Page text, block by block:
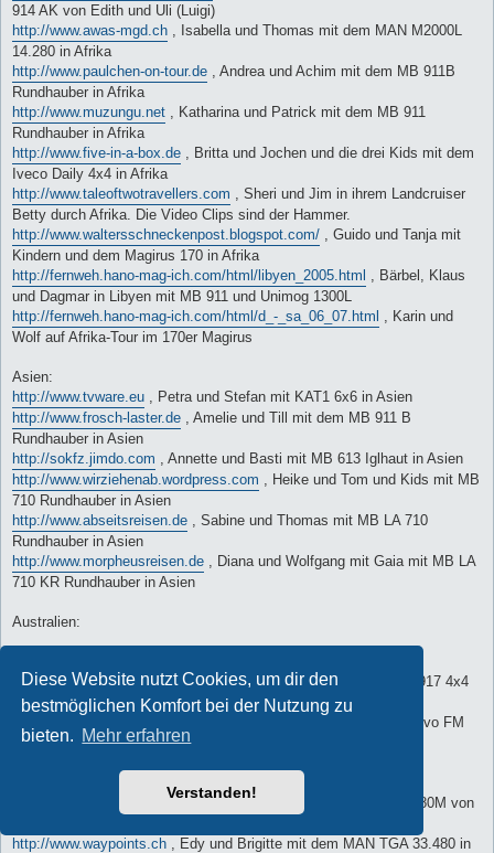
Diese Website nutzt Cookies, um dir den
bestmöglichen Komfort bei der Nutzung zu
bieten. Mehr erfahren
Verstanden!
914 AK von Edith und Uli (Luigi)
http://www.awas-mgd.ch , Isabella und Thomas mit dem MAN M2000L
14.280 in Afrika
http://www.paulchen-on-tour.de , Andrea und Achim mit dem MB 911B
Rundhauber in Afrika
http://www.muzungu.net , Katharina und Patrick mit dem MB 911
Rundhauber in Afrika
http://www.five-in-a-box.de , Britta und Jochen und die drei Kids mit dem
Iveco Daily 4x4 in Afrika
http://www.taleoftwotravellers.com , Sheri und Jim in ihrem Landcruiser
Betty durch Afrika. Die Video Clips sind der Hammer.
http://www.waltersschneckenpost.blogspot.com/ , Guido und Tanja mit
Kindern und dem Magirus 170 in Afrika
http://fernweh.hano-mag-ich.com/html/libyen_2005.html , Bärbel, Klaus
und Dagmar in Libyen mit MB 911 und Unimog 1300L
http://fernweh.hano-mag-ich.com/html/d_-_sa_06_07.html , Karin und
Wolf auf Afrika-Tour im 170er Magirus
Asien:
http://www.tvware.eu , Petra und Stefan mit KAT1 6x6 in Asien
http://www.frosch-laster.de , Amelie und Till mit dem MB 911 B
Rundhauber in Asien
http://sokfz.jimdo.com , Annette und Basti mit MB 613 Iglhaut in Asien
http://www.wirziehenab.wordpress.com , Heike und Tom und Kids mit MB
710 Rundhauber in Asien
http://www.abseitsreisen.de , Sabine und Thomas mit MB LA 710
Rundhauber in Asien
http://www.morpheusreisen.de , Diana und Wolfgang mit Gaia mit MB LA
710 KR Rundhauber in Asien
Australien:
http://www.grisu-on-tour.ch , Reise durch USA / Mexiko mit MB 917 4x4
von Dominque & Evelyne
, Rita und Rudi mit dem Volvo FM
300 in Nordamerika
http://www.gerhardgreti.at , Reise durch Südamerika mit Steyr 680M von
http://www.waypoints.ch , Edy und Brigitte mit dem MAN TGA 33.480 in